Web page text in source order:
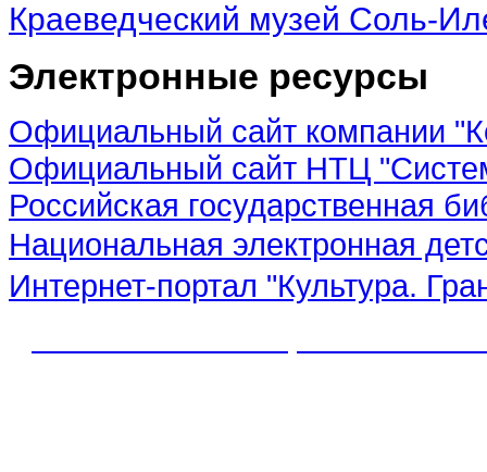
Краеведческий музей Соль-
Электронные ресурсы
Официальный сайт компании
Официальный сайт НТЦ
Российская государственная
Национальная электронная
Интернет-портал "Культура.